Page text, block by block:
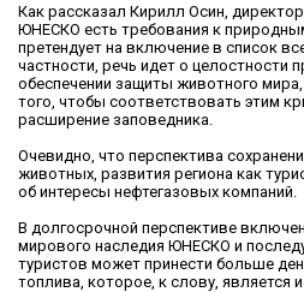
Как рассказал Кирилл Осин,
ЮНЕСКО есть требования к
претендует на включение в список
частности, речь идет о целостности
обеспечении защиты животного
того, чтобы соответствовать этим
расширение заповедника.
Очевидно, что перспектива
животных, развития региона как
об интересы нефтегазовых компаний.
В долгосрочной перспективе
мирового наследия ЮНЕСКО и
туристов может принести больше
топлива, которое, к слову, является